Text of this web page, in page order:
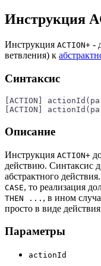
Инструкция
Инструкция ACTION+ -
ветвления) к
Синтаксис
[ACTION]
[ACTION]
Описание
Инструкция ACTION+
действию. Синтаксис
абстрактного
CASE, то реализация
THEN ... , в ином
просто в виде
Параметры
actionId